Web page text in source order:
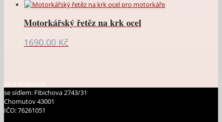
Motorkářský řetěz na krk ocel
1690.00 Kč
Jana Krepsová
se sídlem: Fibichova 2743/31
Chomutov 43001
IČO: 76261051